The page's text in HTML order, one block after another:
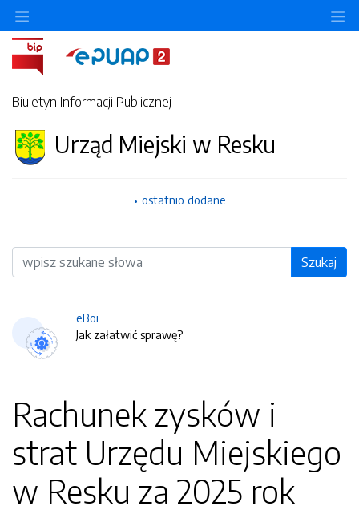
Biuletyn Informacji Publicznej
Urząd Miejski w Resku
ostatnio dodane
Wyszukiwarka Szukaj
eBoi
Jak załatwić sprawę?
Rachunek zysków i
strat Urzędu Miejskiego
w Resku za 2025 rok